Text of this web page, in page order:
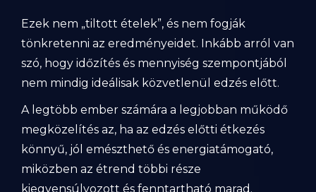
Ezek nem „tiltott ételek”, és nem fogják
tönkretenni az eredményeidet. Inkább arról van
szó, hogy időzítés és mennyiség szempontjából
nem mindig ideálisak közvetlenül edzés előtt.
A legtöbb ember számára a legjobban működő
megközelítés az, ha az edzés előtti étkezés
könnyű, jól emészthető és energiatámogató,
miközben az étrend többi része
kiegyensúlyozott és fenntartható marad.